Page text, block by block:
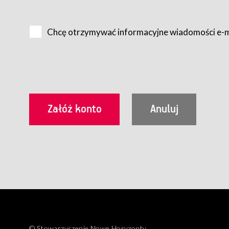
Usługobiorca przed rozpoczęciem korzystania z
utrwalenie i wydrukowanie.
§ 3
Korzystanie ze wszystkich aplikacji Serwisu może być
Chcę otrzymywać informacyjne wiadomości e-